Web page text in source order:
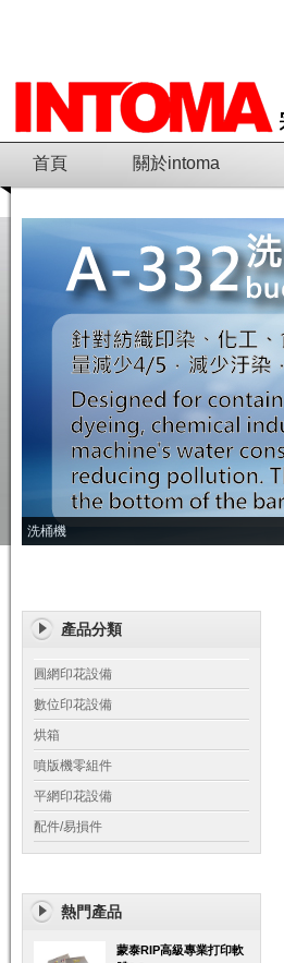
首頁 關於intoma
洗桶機
產品分類
圓網印花設備
數位印花設備
烘箱
噴版機零組件
平網印花設備
配件/易損件
熱門產品
蒙泰RIP高級專業打印軟